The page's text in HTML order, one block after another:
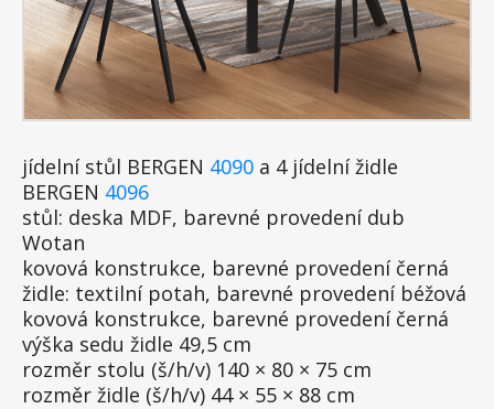
jídelní stůl BERGEN 4090 a 4 jídelní židle
BERGEN 4096
stůl: deska MDF, barevné provedení dub
Wotan
kovová konstrukce, barevné provedení černá
židle: textilní potah, barevné provedení béžová
kovová konstrukce, barevné provedení černá
výška sedu židle 49,5 cm
rozměr stolu (š/h/v) 140 × 80 × 75 cm
rozměr židle (š/h/v) 44 × 55 × 88 cm